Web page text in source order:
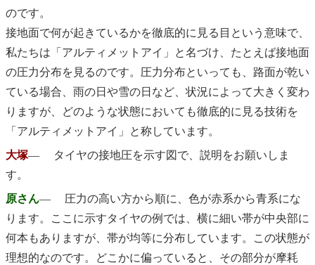
のです。
接地面で何が起きているかを徹底的に見る目という意味で、
私たちは「アルティメットアイ」と名づけ、たとえば接地面
の圧力分布を見るのです。圧力分布といっても、路面が乾い
ている場合、雨の日や雪の日など、状況によって大きく変わ
りますが、どのような状態においても徹底的に見る技術を
「アルティメットアイ」と称しています。
大塚― タイヤの接地圧を示す図で、説明をお願いしま
す。
原さん― 圧力の高い方から順に、色が赤系から青系にな
ります。ここに示すタイヤの例では、横に細い帯が中央部に
何本もありますが、帯が均等に分布しています。この状態が
理想的なのです。どこかに偏っていると、その部分が摩耗